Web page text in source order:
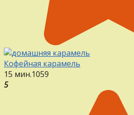
Кофейная карамель
15 мин.1059
5